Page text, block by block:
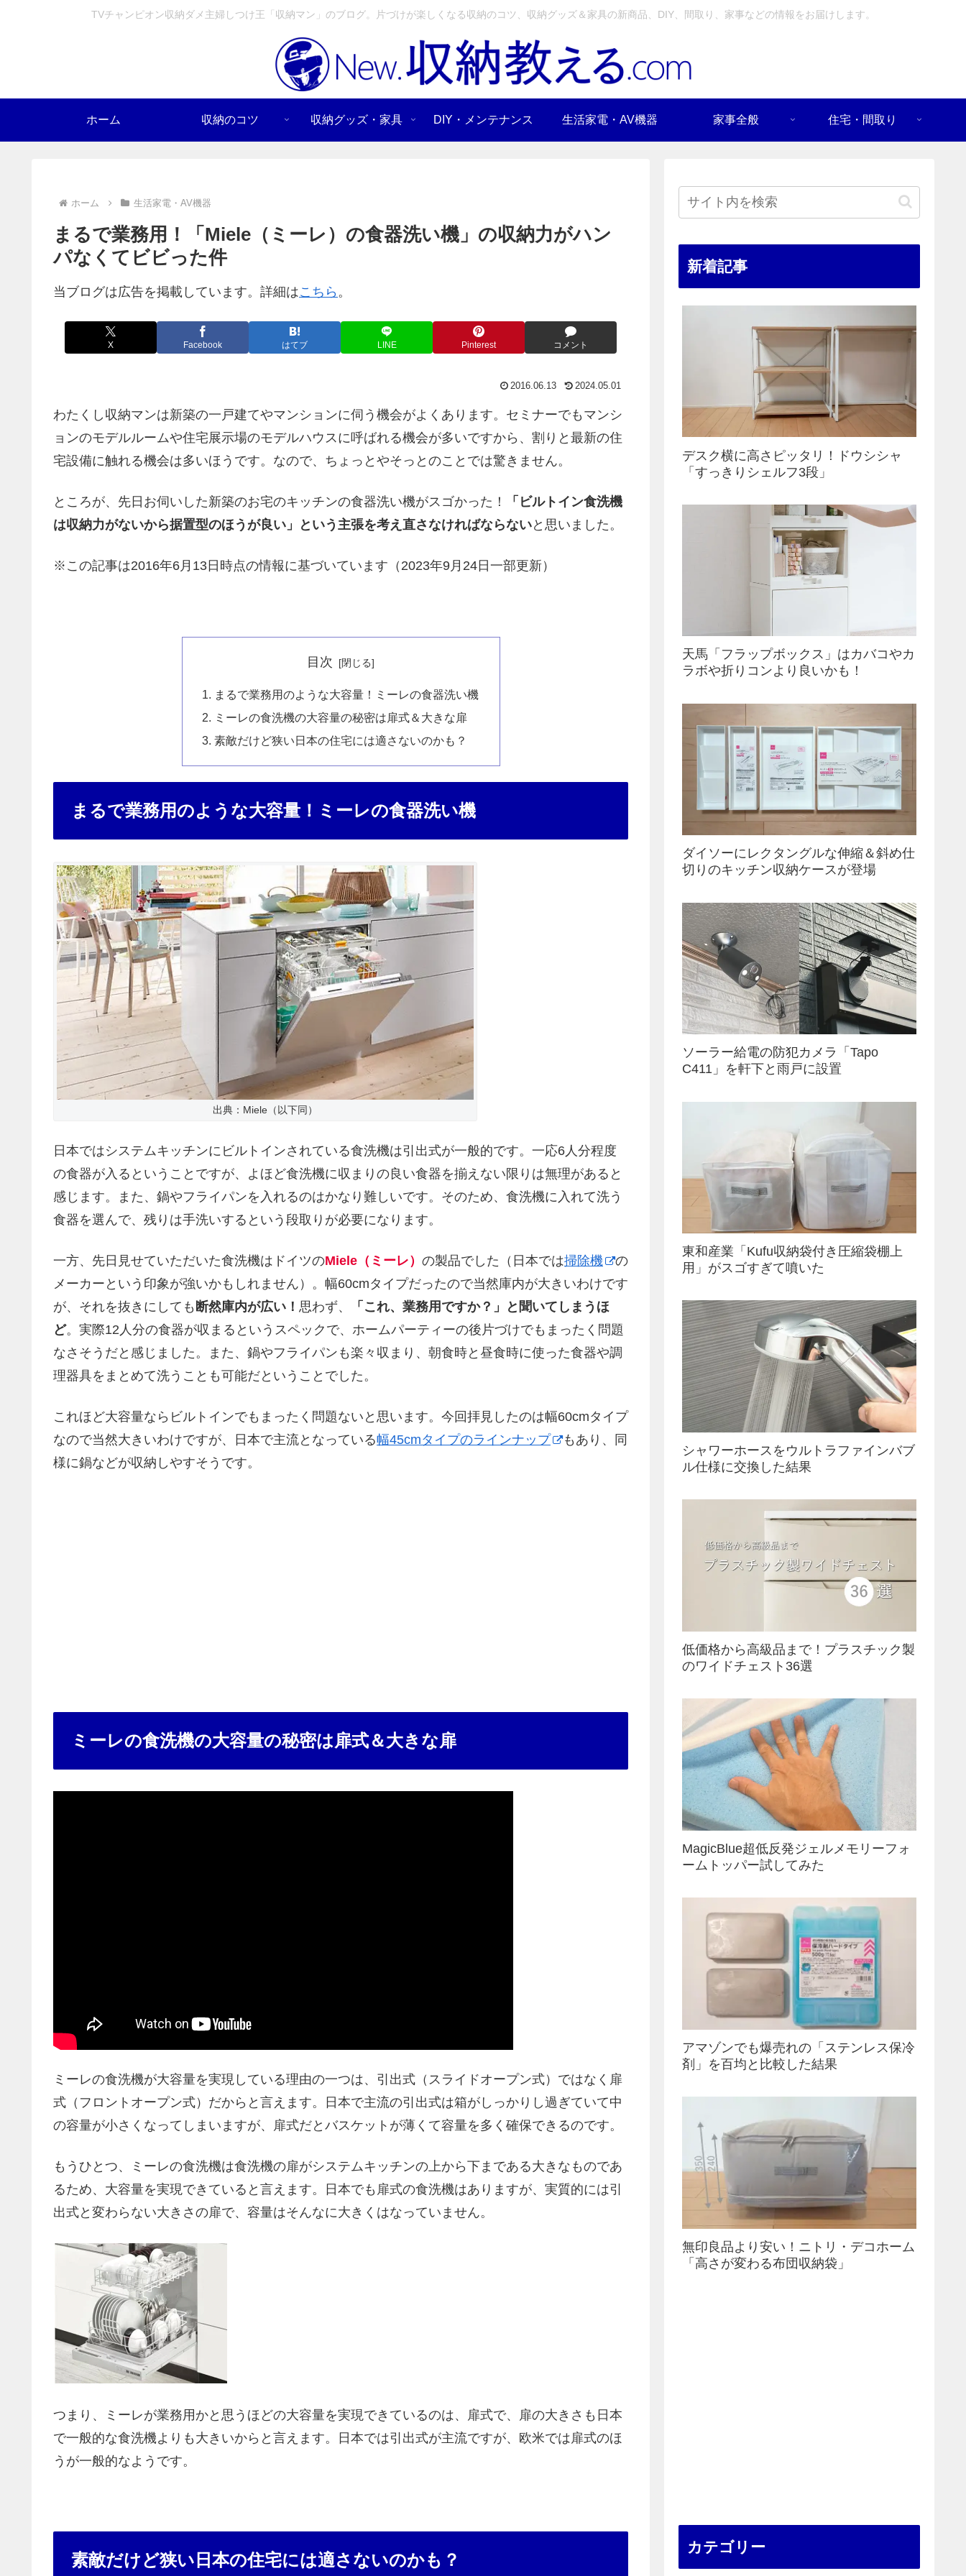
TVチャンピオン収納ダメ主婦しつけ王「収納マン」のブログ。片づけが楽しくなる収納のコツ、収納グッズ＆家具の新商品、DIY、間取り、家事などの情報をお届けします。
ホーム 収納のコツ 収納グッズ・家具 DIY・メンテナンス 生活家電・AV機器 家事全般 住宅・間取り
ホーム 生活家電・AV機器
まるで業務用！「Miele（ミーレ）の食器洗い機」の収納力がハン
パなくてビビった件
当ブログは広告を掲載しています。詳細はこちら 。
X Facebook はてブ LINE Pinterest コメント
2016.06.13 2024.05.01
わたくし収納マンは新築の一戸建てやマンションに伺う機会がよくあります。セミナーでもマンシ
ョンのモデルルームや住宅展示場のモデルハウスに呼ばれる機会が多いですから、割りと最新の住
宅設備に触れる機会は多いほうです。なので、ちょっとやそっとのことでは驚きません。
ところが、先日お伺いした新築のお宅のキッチンの食器洗い機がスゴかった！
「ビルトイン食洗機
は収納力がないから据置型のほうが良い」という主張を考え直さなければならないと思いました。
※この記事は2016年6月13日時点の情報に基づいています（2023年9月24日一部更新）
目次
まるで業務用のような大容量！ミーレの食器洗い機
ミーレの食洗機の大容量の秘密は扉式＆大きな扉
素敵だけど狭い日本の住宅には適さないのかも？
まるで業務用のような大容量！ミーレの食器洗い機
出典：Miele（以下同）
日本ではシステムキッチンにビルトインされている食洗機は引出式が一般的です。一応6人分程度
の食器が入るということですが、よほど食洗機に収まりの良い食器を揃えない限りは無理があると
感じます。また、鍋やフライパンを入れるのはかなり難しいです。そのため、食洗機に入れて洗う
食器を選んで、残りは手洗いするという段取りが必要になります。
一方、先日見せていただいた食洗機はドイツのMiele（ミーレ） の製品でした（日本では掃除機
の
メーカーという印象が強いかもしれません）。 幅60cmタイプだったので当然庫内が大きいわけです
が、それを抜きにしても 断然庫内が広い！ 思わず、
「これ、業務用ですか？」と聞いてしまうほ
ど。実際12人分の食器が収まるというスペックで、ホームパーティーの後片づけでもまったく問題
なさそうだと感じました。また、鍋やフライパンも楽々収まり、朝食時と昼食時に使った食器や調
理器具をまとめて洗うことも可能だということでした。
これほど大容量ならビルトインでもまったく問題ないと思います。今回拝見したのは幅60cmタイプ
なので当然大きいわけですが、日本で主流となっている幅45cmタイプのラインナップ
もあり、同
様に鍋などが収納しやすそうです。
ミーレの食洗機の大容量の秘密は扉式＆大きな扉
ミーレの食洗機が大容量を実現している理由の一つは、引出式（スライドオープン式）ではなく扉
式（フロントオープン式）だからと言えます。日本で主流の引出式は箱がしっかりし過ぎていて中
の容量が小さくなってしまいますが、扉式だとバスケットが薄くて容量を多く確保できるのです。
もうひとつ、ミーレの食洗機は食洗機の扉がシステムキッチンの上から下まである大きなものであ
るため、大容量を実現できていると言えます。日本でも扉式の食洗機はありますが、実質的には引
出式と変わらない大きさの扉で、容量はそんなに大きくはなっていません。
つまり、ミーレが業務用かと思うほどの大容量を実現できているのは、扉式で、扉の大きさも日本
で一般的な食洗機よりも大きいからと言えます。日本では引出式が主流ですが、欧米では扉式のほ
うが一般的なようです。
素敵だけど狭い日本の住宅には適さないのかも？
新着記事
デスク横に高さピッタリ！ドウシシャ
「すっきりシェルフ3段」
天馬「フラップボックス」はカバコやカ
ラボや折りコンより良いかも！
ダイソーにレクタングルな伸縮＆斜め仕
切りのキッチン収納ケースが登場
ソーラー給電の防犯カメラ「Tapo
C411」を軒下と雨戸に設置
東和産業「Kufu収納袋付き圧縮袋棚上
用」がスゴすぎて噴いた
シャワーホースをウルトラファインバブ
ル仕様に交換した結果
低価格から高級品まで！プラスチック製
のワイドチェスト36選
MagicBlue超低反発ジェルメモリーフォ
ームトッパー試してみた
アマゾンでも爆売れの「ステンレス保冷
剤」を百均と比較した結果
無印良品より安い！ニトリ・デコホーム
「高さが変わる布団収納袋」
カテゴリー